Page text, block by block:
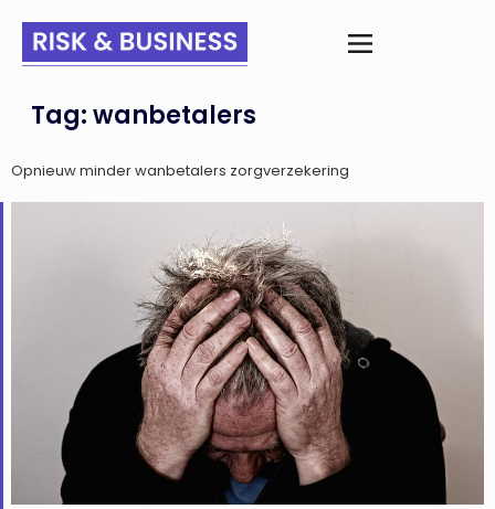
Tag:wanbetalers
Opnieuw minder wanbetalers zorgverzekering